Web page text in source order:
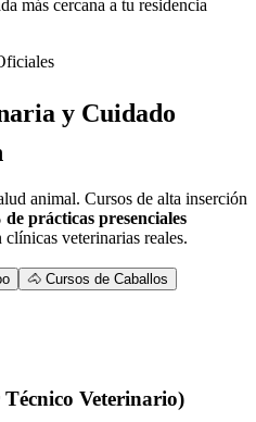
más cercana a tu residencia
y Cuidado
animal. Cursos de alta inserción
de prácticas presenciales
clínicas veterinarias reales.
🐴 Cursos de Caballos
Veterinario)